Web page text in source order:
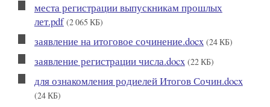
места регистрации выпускникам прошлых
лет.pdf (2 065 КБ)
заявление на итоговое сочинение.docx (24 КБ)
заявление регистрации числа.docx (22 КБ)
для ознакомления родиелей Итогов Сочин.docx
(24 КБ)